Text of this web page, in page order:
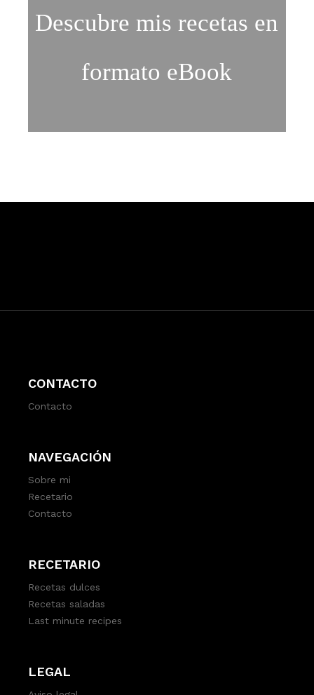
Descubre mis recetas en
formato eBook
CONTACTO
Contacto
NAVEGACIÓN
Sobre mi
Recetario
Contacto
RECETARIO
Recetas dulces
Recetas saladas
Last minute recipes
LEGAL